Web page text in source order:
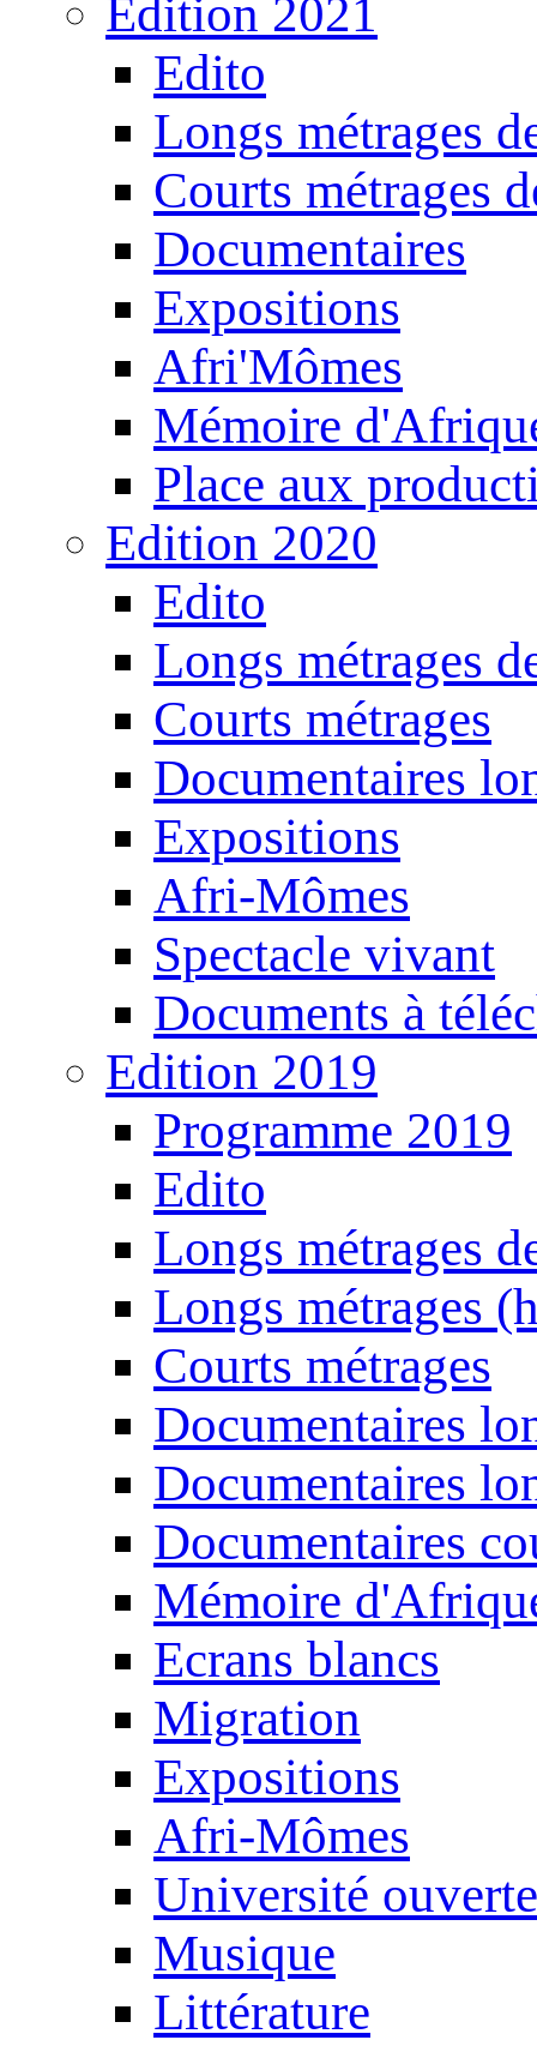
Edition 2021
Edito
Longs métrages
Courts métrages
Documentaires
Expositions
Afri'Mômes
Mémoire
Place aux
Edition 2020
Edito
Longs métrages
Courts métrages
Documentaires
Expositions
Afri-Mômes
Spectacle vivant
Documents à
Edition 2019
Programme 2019
Edito
Longs métrages
Longs métrages
Courts métrages
Documentaires
Documentaires
Documentaires
Mémoire
Ecrans blancs
Migration
Expositions
Afri-Mômes
Université ouverte
Musique
Littérature